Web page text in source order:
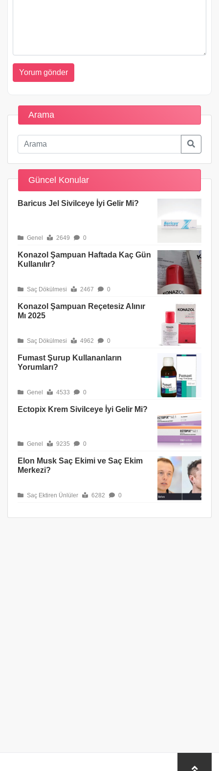
Arama
Güncel Konular
Baricus Jel Sivilceye İyi Gelir Mi?
Genel 2649 0
Konazol Şampuan Haftada Kaç Gün
Kullanılır?
Saç Dökülmesi 2467 0
Konazol Şampuan Reçetesiz Alınır
Mı 2025
Saç Dökülmesi 4962 0
Fumast Şurup Kullananların
Yorumları?
Genel 4533 0
Ectopix Krem Sivilceye İyi Gelir Mi?
Genel 9235 0
Elon Musk Saç Ekimi ve Saç Ekim
Merkezi?
Saç Ektiren Ünlüler 6282 0